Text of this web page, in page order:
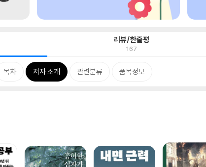
리뷰/한줄평
167
목차 저자 소개 관련분류 품목정보